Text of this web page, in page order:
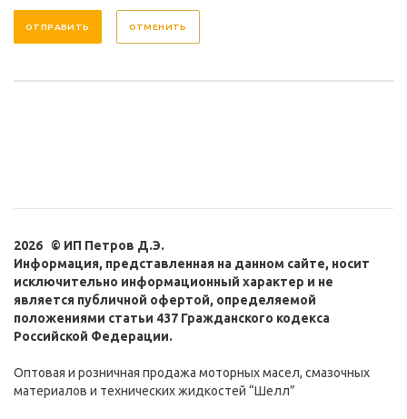
ОТМЕНИТЬ
2026 © ИП Петров Д.Э.
Информация, представленная на данном сайте, носит
исключительно информационный характер и не
является публичной офертой, определяемой
положениями статьи 437 Гражданского кодекса
Российской Федерации.
Оптовая и розничная продажа моторных масел, смазочных
материалов и технических жидкостей “Шелл”